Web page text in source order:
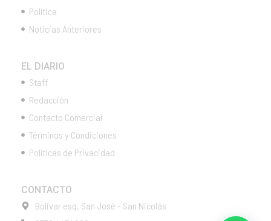
Política
Noticias Anteriores
EL DIARIO
Staff
Redacción
Contacto Comercial
Términos y Condiciones
Políticas de Privacidad
CONTACTO
Bolivar esq. San José - San Nicolás